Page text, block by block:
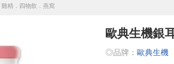
雞精．四物飲．燕窩
歐典生機銀
◎品牌： 歐典生機